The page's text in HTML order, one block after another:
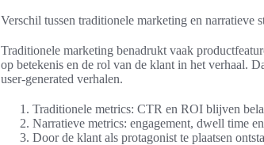
Verschil tussen traditionele marketing en narratieve
Traditionele marketing benadrukt vaak
op betekenis en de rol van de klant in het verhaal.
user-generated verhalen.
Traditionele metrics: CTR en ROI blijven
Narratieve metrics: engagement, dwell time
Door de klant als protagonist te plaatsen